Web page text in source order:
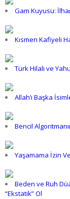
Gam Kuyusu:
Kısmen Kafiyeli
Türk Hilali ve
Allah’ı Başka
Bencil
Yaşamama İzin
Beden ve Ruh
“Ekstatik” Ol